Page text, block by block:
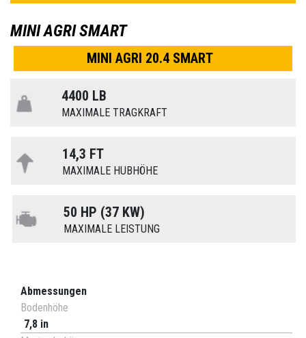
MINI AGRI SMART
MINI AGRI 20.4 SMART
4400 LB
MAXIMALE TRAGKRAFT
14,3 FT
MAXIMALE HUBHÖHE
50 HP (37 KW)
MAXIMALE LEISTUNG
Abmessungen
Bodenhöhe
7,8 in